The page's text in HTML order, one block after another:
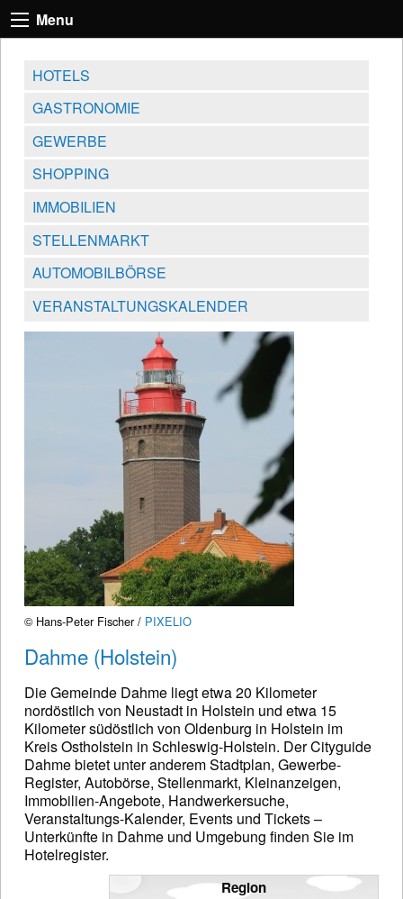
Menu
HOTELS
GASTRONOMIE
GEWERBE
SHOPPING
IMMOBILIEN
STELLENMARKT
AUTOMOBILBÖRSE
VERANSTALTUNGSKALENDER
© Hans-Peter Fischer / PIXELIO
Dahme (Holstein)
Die Gemeinde Dahme liegt etwa 20 Kilometer
nordöstlich von Neustadt in Holstein und etwa 15
Kilometer südöstlich von Oldenburg in Holstein im
Kreis Ostholstein in Schleswig-Holstein. Der Cityguide
Dahme bietet unter anderem Stadtplan, Gewerbe-
Register, Autobörse, Stellenmarkt, Kleinanzeigen,
Immobilien-Angebote, Handwerkersuche,
Veranstaltungs-Kalender, Events und Tickets –
Unterkünfte in Dahme und Umgebung finden Sie im
Hotelregister.
Region